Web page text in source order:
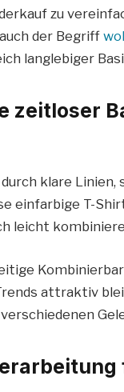
zu
der Begriff
langlebiger
zeitloser
klare
einfarbige T-
leicht
attraktiv